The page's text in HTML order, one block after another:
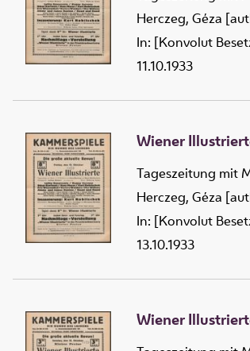
Herczeg, Géza
In: [Konvolut
11.10.1933
Wiener
Tageszeitung mit
Herczeg, Géza
In: [Konvolut
13.10.1933
Wiener